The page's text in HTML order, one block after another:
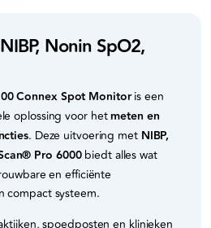
Nonin SpO2,
Connex Spot Monitoris een
oplossing voor hetmeten en
. Deze uitvoering met NIBP,
Pro 6000biedt alles wat
en efficiënte
compact systeem.
spoedposten en klinieken